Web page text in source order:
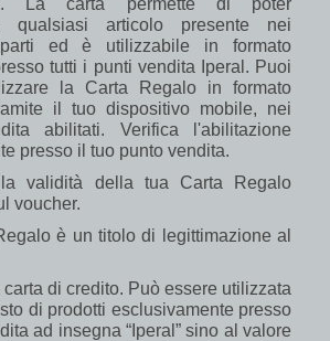
La carta permette di poter
qualsiasi articolo presente nei
ed è utilizzabile in formato
tutti i punti vendita Iperal. Puoi
la Carta Regalo in formato
il tuo dispositivo mobile, nei
abilitati. Verifica l'abilitazione
presso il tuo punto vendita.
validità della tua Carta Regalo
voucher.
è un titolo di legittimazione al
carta di credito. Può essere utilizzata
di prodotti esclusivamente presso
ad insegna “Iperal” sino al valore